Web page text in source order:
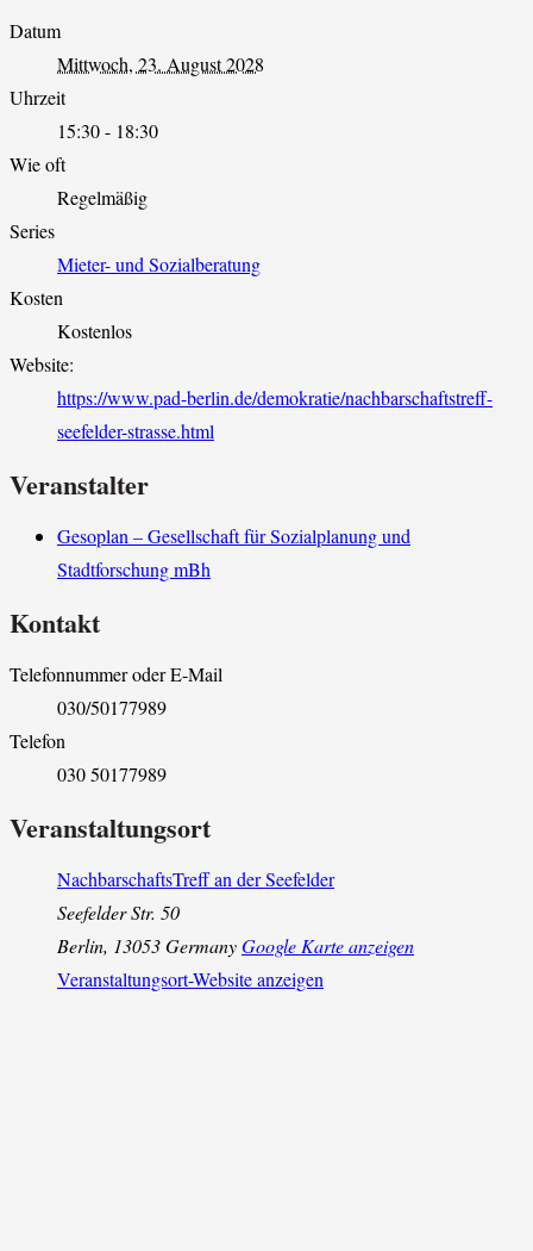
Datum
Mittwoch, 23. August 2028
Uhrzeit
15:30 - 18:30
Wie oft
Regelmäßig
Series
Mieter- und Sozialberatung
Kosten
Kostenlos
Website:
https://www.pad-berlin.de/demokratie/nachbarschaftstreff-
seefelder-strasse.html
Veranstalter
Gesoplan – Gesellschaft für Sozialplanung und
Stadtforschung mBh
Kontakt
Telefonnummer oder E-Mail
030/50177989
Telefon
030 50177989
Veranstaltungsort
NachbarschaftsTreff an der Seefelder
Seefelder Str. 50
Berlin, 13053GermanyGoogle Karte anzeigen
Veranstaltungsort-Website anzeigen